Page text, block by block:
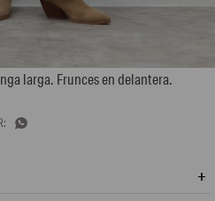
larga. Frunces en delantera.
